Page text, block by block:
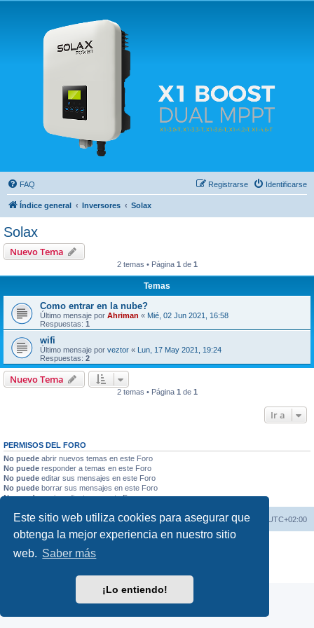
Este sitio web utiliza cookies para asegurar que
obtenga la mejor experiencia en nuestro sitio
web. Saber más
¡Lo entiendo!
Solax FAQ
Lugar para intercambiar dudas sobre inversores solares Solax y temas relacionados.
FAQ Identificarse
Registrarse
Índice general Inversores Solax
Solax
Nuevo Tema
2 temas • Página 1 de 1
Temas
Como entrar en la nube?
Último mensaje por Ahriman « Mié, 02 Jun 2021, 16:58
Respuestas: 1
wifi
Último mensaje por veztor « Lun, 17 May 2021, 19:24
Respuestas: 2
Nuevo Tema
2 temas • Página 1 de 1
Ir a
PERMISOS DEL FORO
No puede abrir nuevos temas en este Foro
No puede responder a temas en este Foro
No puede editar sus mensajes en este Foro
No puede borrar sus mensajes en este Foro
No puedeenviar adjuntos en este Foro
Índice general Todos los horarios son UTC+02:00
Borrar cookies
Traducción al español por